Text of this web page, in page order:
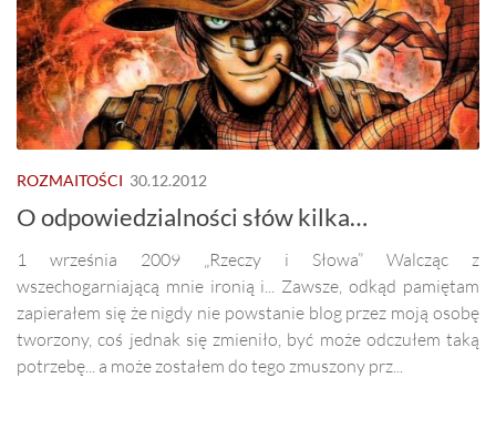
ROZMAITOŚCI 30.12.2012
O odpowiedzialności słów kilka…
1 września 2009 „Rzeczy i Słowa” Walcząc z
wszechogarniającą mnie ironią i... Zawsze, odkąd pamiętam
zapierałem się że nigdy nie powstanie blog przez moją osobę
tworzony, coś jednak się zmieniło, być może odczułem taką
potrzebę... a może zostałem do tego zmuszony prz...